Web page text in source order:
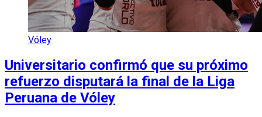
Vóley
Universitario confirmó que su próximo
refuerzo disputará la final de la Liga
Peruana de Vóley